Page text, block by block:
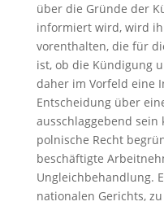
über die Gründe der
informiert wird, wird
vorenthalten, die für
ist, ob die Kündigung
daher im Vorfeld eine
Entscheidung über
ausschlaggebend sein
polnische Recht
beschäftigte
Ungleichbehandlung.
nationalen Gerichts,